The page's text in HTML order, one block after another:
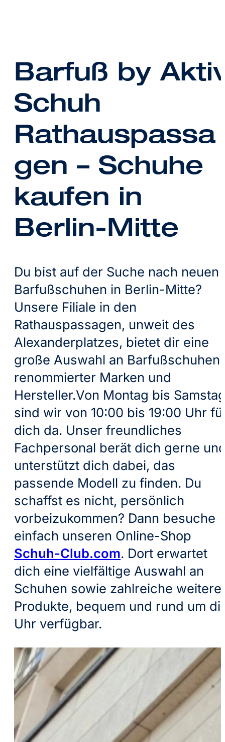
Barfuß by
Schuh
Rathauspassa
gen – Schuhe
kaufen in
Berlin-Mitte
Du bist auf der Suche nach neuen
Barfußschuhen in Berlin-Mitte?
Unsere Filiale in den
Rathauspassagen, unweit des
Alexanderplatzes, bietet dir eine
große Auswahl an Barfußschuhen
renommierter Marken und
Hersteller.Von Montag bis
sind wir von 10:00 bis 19:00 Uhr
dich da. Unser freundliches
Fachpersonal berät dich gerne
unterstützt dich dabei, das
passende Modell zu finden. Du
schaffst es nicht, persönlich
vorbeizukommen? Dann besuche
einfach unseren Online-Shop
Schuh-Club.com. Dort erwartet
dich eine vielfältige Auswahl an
Schuhen sowie zahlreiche weitere
Produkte, bequem und rund um
Uhr verfügbar.